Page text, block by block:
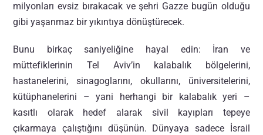
milyonları evsiz bırakacak ve şehri Gazze bugün olduğu
gibi yaşanmaz bir yıkıntıya dönüştürecek.
Bunu birkaç saniyeliğine hayal edin: İran ve
müttefiklerinin Tel Aviv’in kalabalık bölgelerini,
hastanelerini, sinagoglarını, okullarını, üniversitelerini,
kütüphanelerini – yani herhangi bir kalabalık yeri –
kasıtlı olarak hedef alarak sivil kayıpları tepeye
çıkarmaya çalıştığını düşünün. Dünyaya sadece İsrail